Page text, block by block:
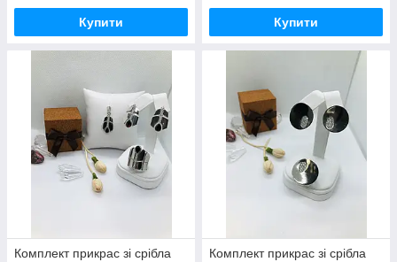
Купити Купити
Комплект прикрас зі срібла
Комплект прикрас зі срібла